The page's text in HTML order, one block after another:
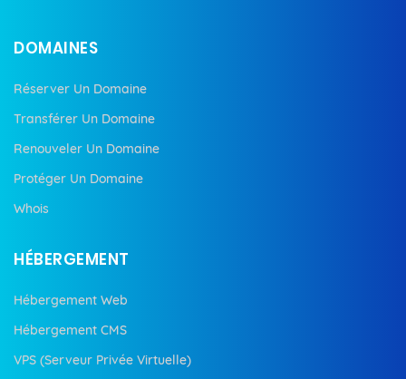
DOMAINES
Réserver Un Domaine
Transférer Un Domaine
Renouveler Un Domaine
Protéger Un Domaine
Whois
HÉBERGEMENT
Hébergement Web
Hébergement CMS
VPS (Serveur Privée Virtuelle)